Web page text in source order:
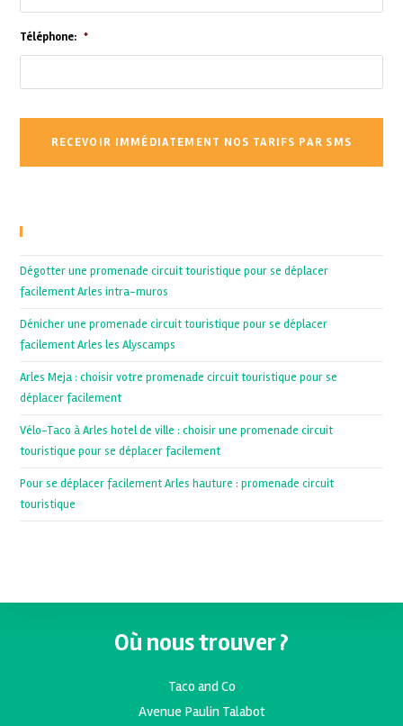
Téléphone: *
Dégotter une promenade circuit touristique pour se déplacer
facilement Arles intra-muros
Dénicher une promenade circuit touristique pour se déplacer
facilement Arles les Alyscamps
Arles Meja : choisir votre promenade circuit touristique pour se
déplacer facilement
Vélo-Taco à Arles hotel de ville : choisir une promenade circuit
touristique pour se déplacer facilement
Pour se déplacer facilement Arles hauture : promenade circuit
touristique
Où nous trouver ?
Taco and Co
Avenue Paulin Talabot